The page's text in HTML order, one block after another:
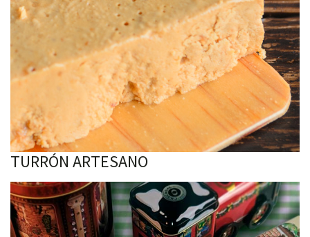
TURRÓN ARTESANO